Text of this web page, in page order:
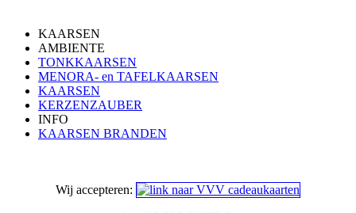
KAARSEN
AMBIENTE
TONKKAARSEN
MENORA- en TAFELKAARSEN
KAARSEN
KERZENZAUBER
INFO
KAARSEN BRANDEN
Wij accepteren: